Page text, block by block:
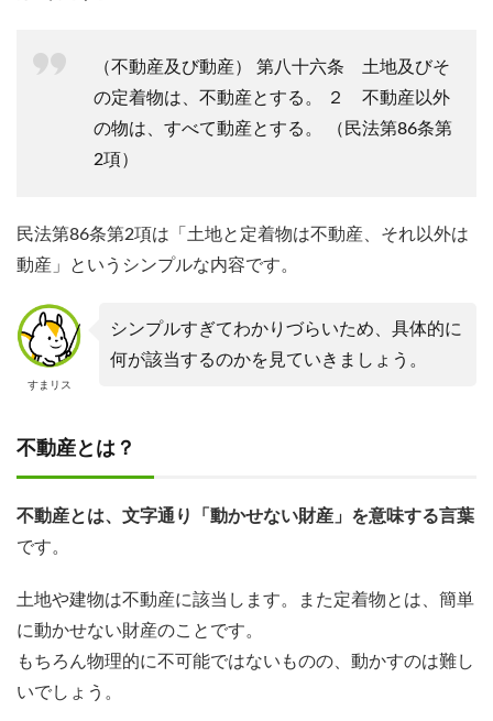
（不動産及び動産） 第八十六条 土地及びそ
の定着物は、不動産とする。 ２ 不動産以外
の物は、すべて動産とする。 （民法第86条第
2項）
民法第86条第2項は「土地と定着物は不動産、それ以外は
動産」というシンプルな内容です。
すまリス
シンプルすぎてわかりづらいため、具体的に
何が該当するのかを見ていきましょう。
不動産とは？
不動産とは、文字通り「動かせない財産」を意味する言葉
です。
土地や建物は不動産に該当します。また定着物とは、簡単
に動かせない財産のことです。
もちろん物理的に不可能ではないものの、動かすのは難し
いでしょう。